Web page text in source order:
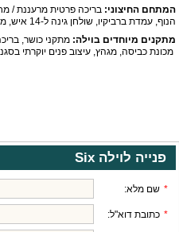
המתחם החיצוני:
הנוף, עמדת ברביקיו, שולחן גינה ל-14 איש, מטבח חיצוני, מקרר חיצוני.
מתקנים מיוחדים בוילה: מתקני כושר,
מכונת כביסה, מגהץ, עיצוב פנים יוקרתי
פנייה לוילה Six
* שם מלא:
* כתובת דוא"ל: